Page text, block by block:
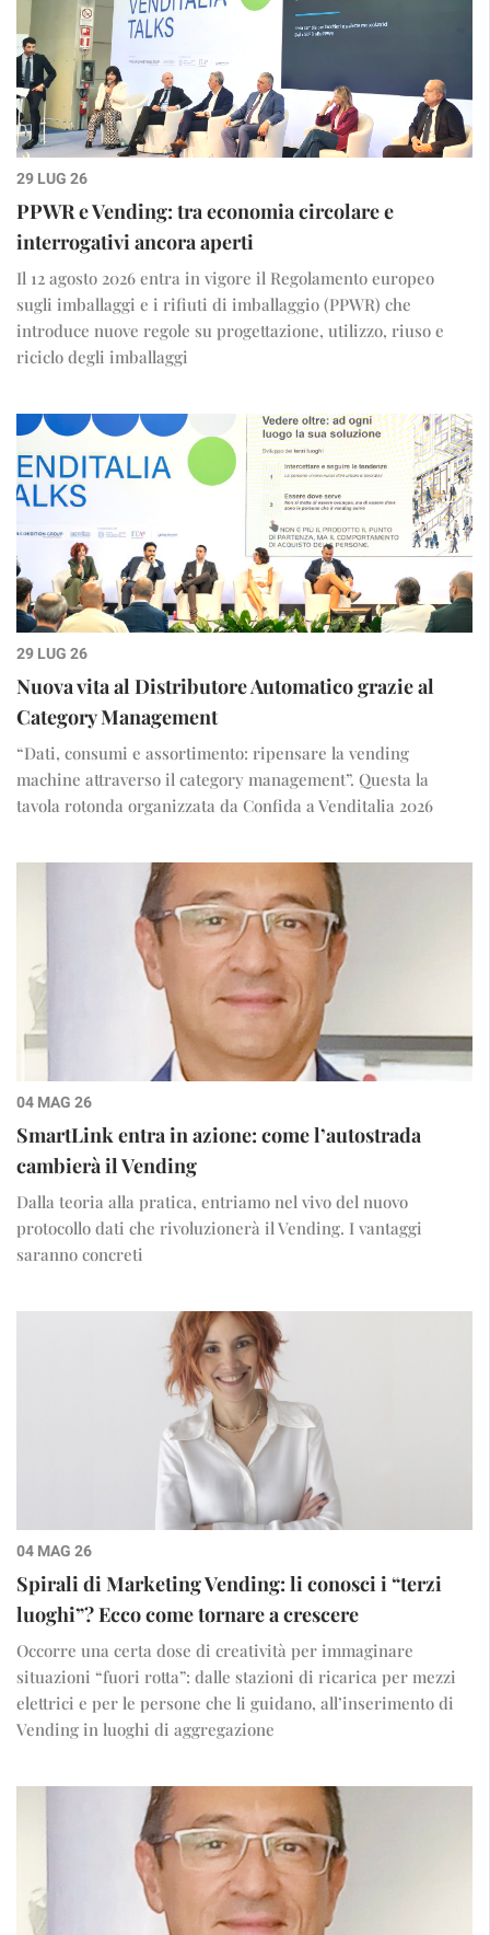
29 LUG 26
PPWR e Vending: tra economia circolare e
interrogativi ancora aperti
Il 12 agosto 2026 entra in vigore il Regolamento europeo
sugli imballaggi e i rifiuti di imballaggio (PPWR) che
introduce nuove regole su progettazione, utilizzo, riuso e
riciclo degli imballaggi
29 LUG 26
Nuova vita al Distributore Automatico grazie al
Category Management
“Dati, consumi e assortimento: ripensare la vending
machine attraverso il category management”. Questa la
tavola rotonda organizzata da Confida a Venditalia 2026
04 MAG 26
SmartLink entra in azione: come l’autostrada
cambierà il Vending
Dalla teoria alla pratica, entriamo nel vivo del nuovo
protocollo dati che rivoluzionerà il Vending. I vantaggi
saranno concreti
04 MAG 26
Spirali di Marketing Vending: li conosci i “terzi
luoghi”? Ecco come tornare a crescere
Occorre una certa dose di creatività per immaginare
situazioni “fuori rotta”: dalle stazioni di ricarica per mezzi
elettrici e per le persone che li guidano, all’inserimento di
Vending in luoghi di aggregazione